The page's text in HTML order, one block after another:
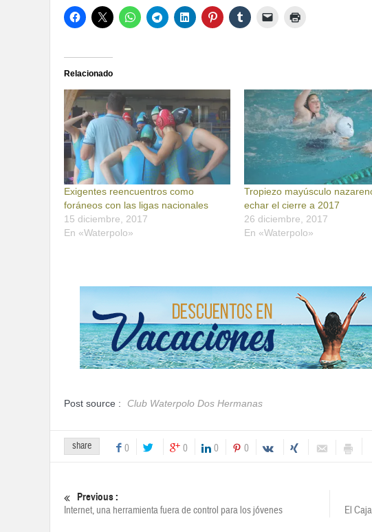
Relacionado
Exigentes reencuentros como
foráneos con las ligas nacionales
15 diciembre, 2017
En «Waterpolo»
Tropiezo mayúsculo
echar el cierre a 2017
26 diciembre, 2017
En «Waterpolo»
Post source : Club Waterpolo Dos Hermanas
share 0 0 0 0
Previous :
Internet, una herramienta fuera de control para los jóvenes
El